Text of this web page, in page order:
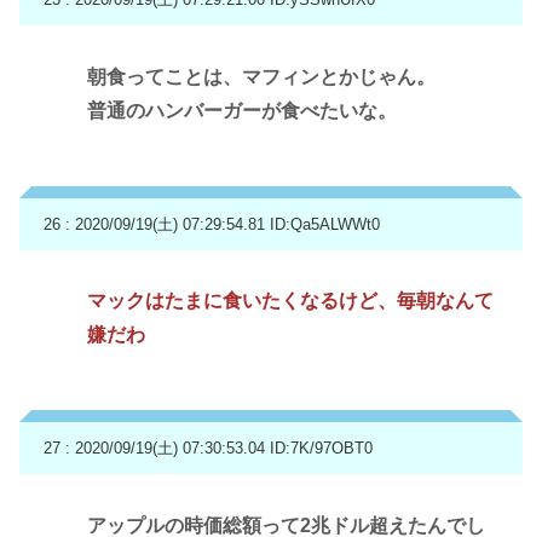
朝食ってことは、マフィンとかじゃん。
普通のハンバーガーが食べたいな。
26 : 2020/09/19(土) 07:29:54.81 ID:Qa5ALWWt0
マックはたまに食いたくなるけど、毎朝なんて
嫌だわ
27 : 2020/09/19(土) 07:30:53.04 ID:7K/97OBT0
アップルの時価総額って2兆ドル超えたんでし